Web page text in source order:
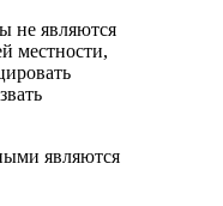
не являются
местности,
являются